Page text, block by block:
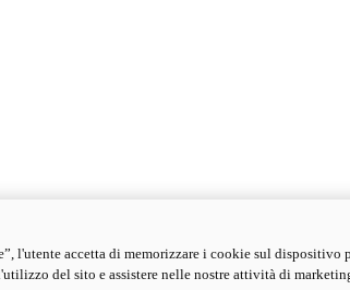
l'utente accetta di memorizzare i cookie sul dispositivo
del sito e assistere nelle nostre attività di